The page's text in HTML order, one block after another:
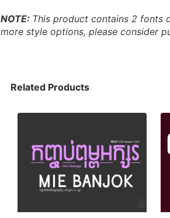
NOTE: This product contains 2 fonts
more style options, please consider
Related Products